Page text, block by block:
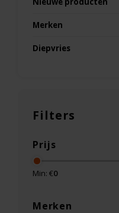
Merken
Diepvries
Filters
Prijs
Min: €0
Merken